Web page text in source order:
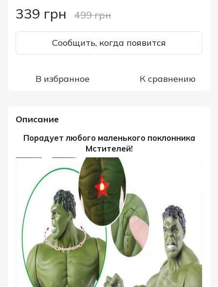
339 грн 499 грн
Сообщить, когда появится
В избранное К сравнению
Описание
Порадует любого маленького поклонника
Мстителей!